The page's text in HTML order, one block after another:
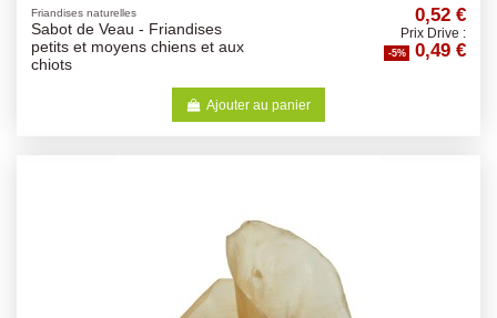
Friandises naturelles
Sabot de Veau - Friandises
petits et moyens chiens et aux
chiots
0,52 €
Prix Drive :
-5% 0,49 €
Ajouter au panier